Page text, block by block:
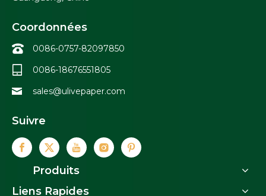
Coordonnées
0086-0757-82097850
0086-18676551805
sales@ulivepaper.com
Suivre
Produits
Liens Rapides